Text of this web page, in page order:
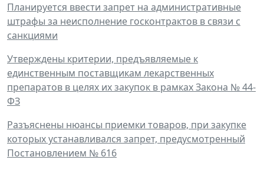
Планируется ввести запрет на административные
штрафы за неисполнение госконтрактов в связи с
санкциями
Утверждены критерии, предъявляемые к
единственным поставщикам лекарственных
препаратов в целях их закупок в рамках Закона № 44-
ФЗ
Разъяснены нюансы приемки товаров, при закупке
которых устанавливался запрет, предусмотренный
Постановлением № 616